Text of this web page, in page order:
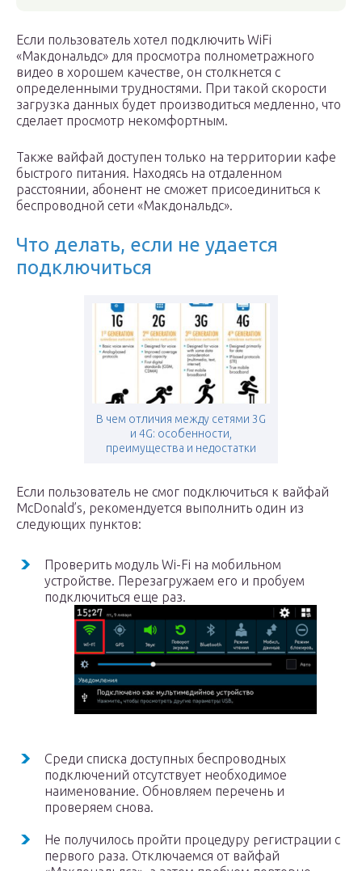
Если пользователь хотел подключить WiFi
«Макдональдс» для просмотра полнометражного
видео в хорошем качестве, он столкнется с
определенными трудностями. При такой скорости
загрузка данных будет производиться медленно, что
сделает просмотр некомфортным.
Также вайфай доступен только на территории кафе
быстрого питания. Находясь на отдаленном
расстоянии, абонент не сможет присоединиться к
беспроводной сети «Макдональдс».
Что делать, если не удается
подключиться
В чем отличия между сетями 3G
и 4G: особенности,
преимущества и недостатки
Если пользователь не смог подключиться к вайфай
McDonald’s, рекомендуется выполнить один из
следующих пунктов:
Проверить модуль Wi-Fi на мобильном
устройстве. Перезагружаем его и пробуем
подключиться еще раз.
Среди списка доступных беспроводных
подключений отсутствует необходимое
наименование. Обновляем перечень и
проверяем снова.
Не получилось пройти процедуру регистрации с
первого раза. Отключаемся от вайфай